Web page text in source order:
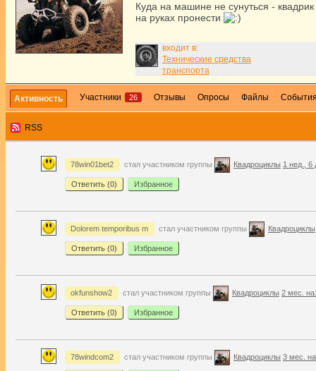
Куда на машине не сунуться -
на руках пронести
входит в:
Технические средства
транспорта
Активность Участники 26 Отзывы Опросы Файлы
RSS
78win01bet2 стал участником группы Квадроциклы 1 нед., 6
Ответить (0) Избранное
Dolorem temporibus m стал участником группы Квадроциклы
Ответить (0) Избранное
okfunshow2 стал участником группы Квадроциклы 2 мес.
Ответить (0) Избранное
78windcom2 стал участником группы Квадроциклы 3 мес.